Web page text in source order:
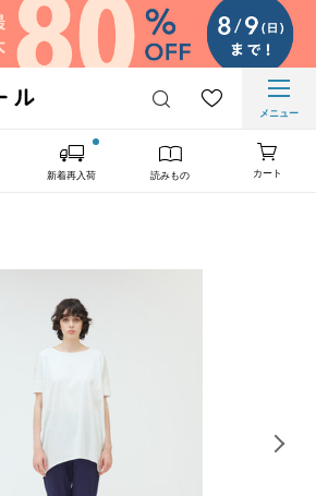
メニュー
新着再入荷 読みもの カート